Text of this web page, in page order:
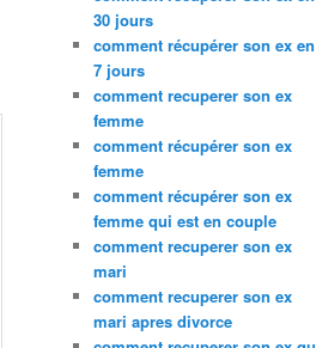
30 jours
comment récupérer son ex en
7 jours
comment recuperer son ex
femme
comment récupérer son ex
femme
comment récupérer son ex
femme qui est en couple
comment recuperer son ex
mari
comment recuperer son ex
mari apres divorce